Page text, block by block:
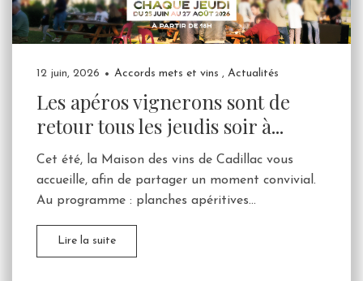
12 juin, 2026 Accords mets et vins , Actualités
Les apéros vignerons sont de
retour tous les jeudis soir à...
Cet été, la Maison des vins de Cadillac vous
accueille, afin de partager un moment convivial.
Au programme : planches apéritives...
Lire la suite